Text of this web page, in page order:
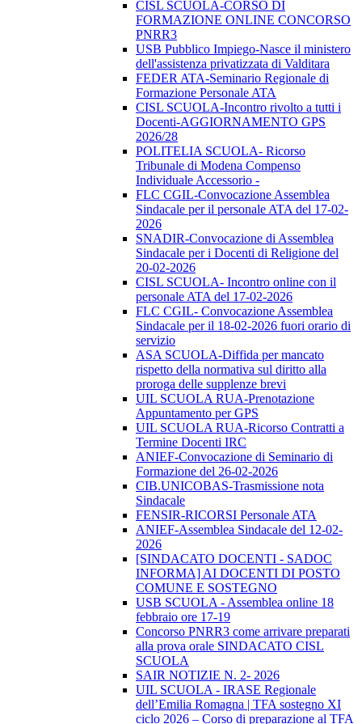
CISL SCUOLA-CORSO DI
FORMAZIONE ONLINE CONCORSO
PNRR3
USB Pubblico Impiego-Nasce il ministero
dell'assistenza privatizzata di Valditara
FEDER ATA-Seminario Regionale di
Formazione Personale ATA
CISL SCUOLA-Incontro rivolto a tutti i
Docenti-AGGIORNAMENTO GPS
2026/28
POLITELIA SCUOLA- Ricorso
Tribunale di Modena Compenso
Individuale Accessorio -
FLC CGIL-Convocazione Assemblea
Sindacale per il personale ATA del 17-02-
2026
SNADIR-Convocazione di Assemblea
Sindacale per i Docenti di Religione del
20-02-2026
CISL SCUOLA- Incontro online con il
personale ATA del 17-02-2026
FLC CGIL- Convocazione Assemblea
Sindacale per il 18-02-2026 fuori orario di
servizio
ASA SCUOLA-Diffida per mancato
rispetto della normativa sul diritto alla
proroga delle supplenze brevi
UIL SCUOLA RUA-Prenotazione
Appuntamento per GPS
UIL SCUOLA RUA-Ricorso Contratti a
Termine Docenti IRC
ANIEF-Convocazione di Seminario di
Formazione del 26-02-2026
CIB.UNICOBAS-Trasmissione nota
Sindacale
FENSIR-RICORSI Personale ATA
ANIEF-Assemblea Sindacale del 12-02-
2026
[SINDACATO DOCENTI - SADOC
INFORMA] AI DOCENTI DI POSTO
COMUNE E SOSTEGNO
USB SCUOLA - Assemblea online 18
febbraio ore 17-19
Concorso PNRR3 come arrivare preparati
alla prova orale SINDACATO CISL
SCUOLA
SAIR NOTIZIE N. 2- 2026
UIL SCUOLA - IRASE Regionale
dell’Emilia Romagna | TFA sostegno XI
ciclo 2026 – Corso di preparazione al TFA